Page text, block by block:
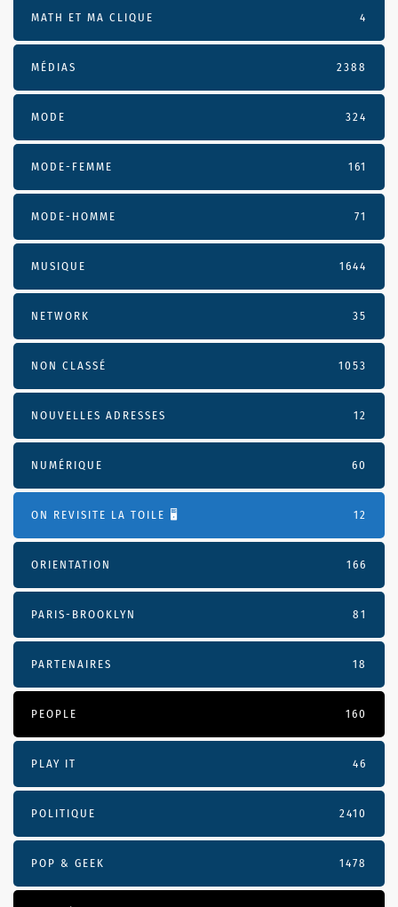
MATH ET MA CLIQUE 4
MÉDIAS 2388
MODE 324
MODE-FEMME 161
MODE-HOMME 71
MUSIQUE 1644
NETWORK 35
NON CLASSÉ 1053
NOUVELLES ADRESSES 12
NUMÉRIQUE 60
ON REVISITE LA TOILE 🖥️ 12
ORIENTATION 166
PARIS-BROOKLYN 81
PARTENAIRES 18
PEOPLE 160
PLAY IT 46
POLITIQUE 2410
POP & GEEK 1478